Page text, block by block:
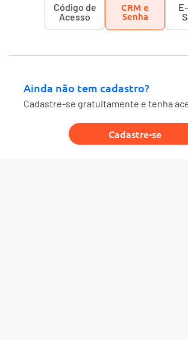
Código de
Acesso
CRM e
Senha
Ainda não tem cadastro?
Cadastre-se gratuitamente e tenha
Cadastre-se